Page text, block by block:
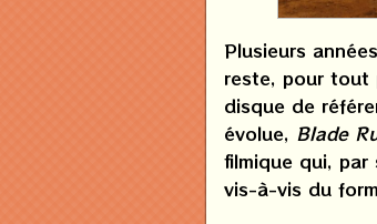
Plusieurs
reste, pour tout
disque de
évolue, Blade
filmique qui,
vis-à-vis du